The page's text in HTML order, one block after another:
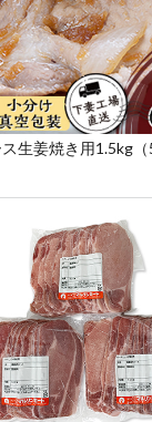
生姜焼き用1.5kg（